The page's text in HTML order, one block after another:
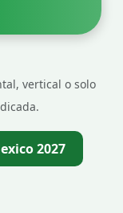
vertical o solo
2027